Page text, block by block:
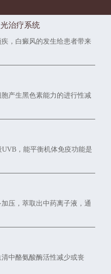
治疗系统
，白癜风的发生给患者带来
产生黑色素能力的进行性减
，能平衡机体免疫功能是
压，萃取出中药离子液，通
中酪氨酸酶活性减少或丧